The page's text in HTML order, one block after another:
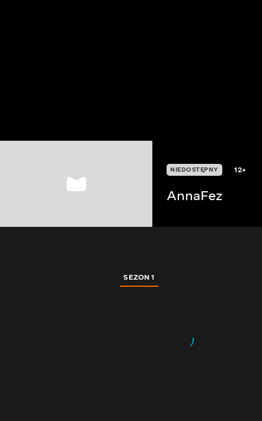
NIEDOSTĘPNY 12+
AnnaFez
SEZON 1